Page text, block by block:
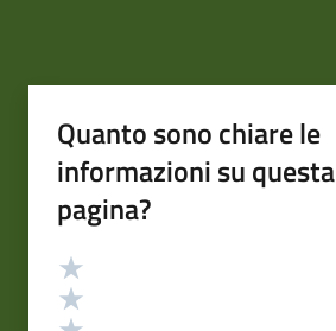
Quanto sono chiare le
informazioni su questa
pagina?
Valutazione